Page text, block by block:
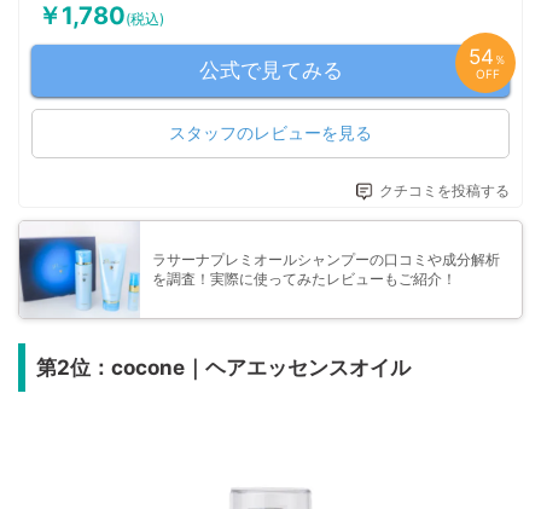
￥1,780(税込)
公式で見てみる
54 ％
OFF
スタッフのレビューを見る
クチコミを投稿する
ラサーナプレミオールシャンプーの口コミや成分解析
を調査！実際に使ってみたレビューもご紹介！
第2位：cocone｜ヘアエッセンスオイル